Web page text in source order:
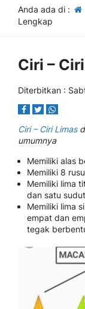
Anda ada di :
Lengkap
Ciri –
Diterbitkan :
Ciri – Ciri Limas
umumnya
Memiliki alas
Memiliki 8
Memiliki lima
dan satu
Memiliki lima
empat dan
tegak